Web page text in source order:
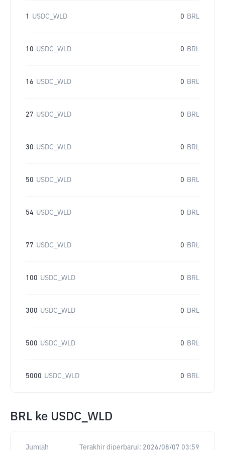
1 USDC_WLD 0 BRL
10 USDC_WLD 0 BRL
16 USDC_WLD 0 BRL
27 USDC_WLD 0 BRL
30 USDC_WLD 0 BRL
50 USDC_WLD 0 BRL
54 USDC_WLD 0 BRL
77 USDC_WLD 0 BRL
100 USDC_WLD 0 BRL
300 USDC_WLD 0 BRL
500 USDC_WLD 0 BRL
5000 USDC_WLD 0 BRL
BRL ke USDC_WLD
Jumlah Terakhir diperbarui: 2026/08/07 03:59